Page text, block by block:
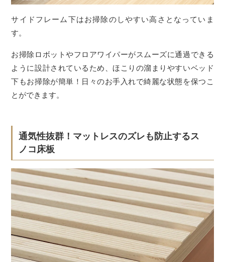
サイドフレーム下はお掃除のしやすい高さとなっていま
す。
お掃除ロボットやフロアワイパーがスムーズに通過できる
ように設計されているため、ほこりの溜まりやすいベッド
下もお掃除が簡単！日々のお手入れで綺麗な状態を保つこ
とができます。
通気性抜群！マットレスのズレも防止するス
ノコ床板